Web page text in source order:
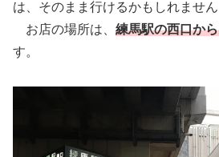
は、そのまま行けるかもしれません
お店の場所は、 練馬駅の西口か
す。